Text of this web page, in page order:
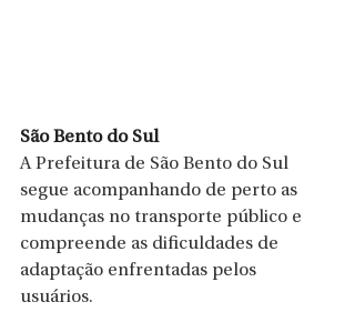
São Bento do Sul
A Prefeitura de São Bento do Sul
segue acompanhando de perto as
mudanças no transporte público e
compreende as dificuldades de
adaptação enfrentadas pelos
usuários.